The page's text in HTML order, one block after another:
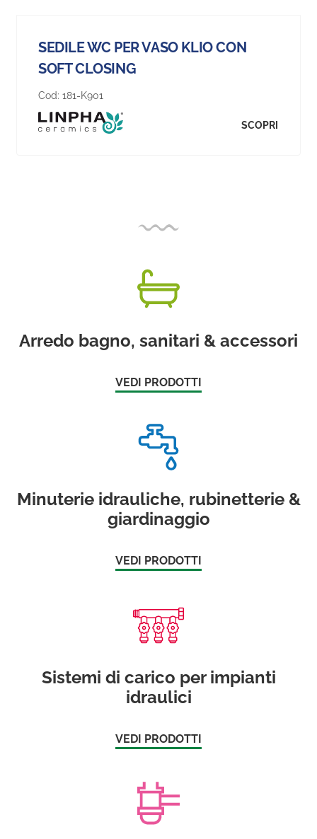
SEDILE WC PER VASO KLIO CON
SOFT CLOSING
Cod: 181-K901
SCOPRI
Arredo bagno, sanitari & accessori
VEDI PRODOTTI
Minuterie idrauliche, rubinetterie &
giardinaggio
VEDI PRODOTTI
Sistemi di carico per impianti
idraulici
VEDI PRODOTTI